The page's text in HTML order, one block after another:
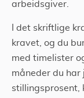
arbeidsgiver.
I det skriftlige
kravet, og du
med timelister
måneder du har
stillingsprosent,